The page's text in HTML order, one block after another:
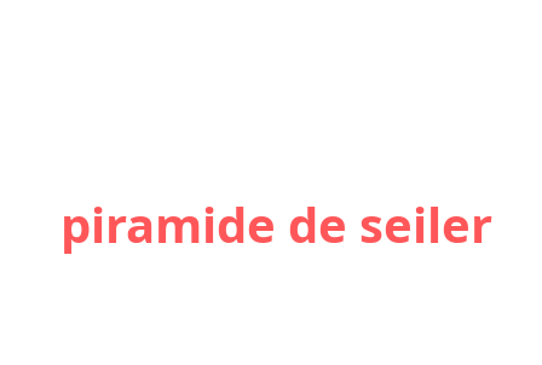
piramide de seiler